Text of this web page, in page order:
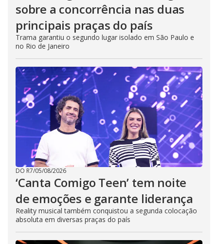
sobre a concorrência nas duas
principais praças do país
Trama garantiu o segundo lugar isolado em São Paulo e
no Rio de Janeiro
DO R7/05/08/2026
‘Canta Comigo Teen’ tem noite
de emoções e garante liderança
Reality musical também conquistou a segunda colocação
absoluta em diversas praças do país